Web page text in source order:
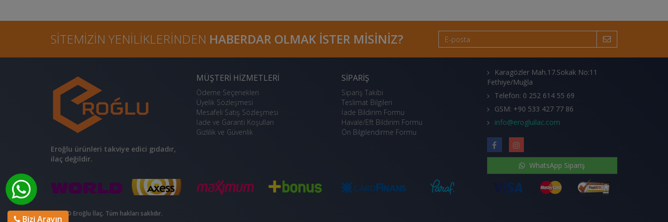
SITEMIZIN YENILIKLERINDEN HABERDAR OLMAK ISTER MISINIZ?
Eroğlu ürünleri takviye edici gıdadır,
ilaç değildir.
MÜŞTERI HIZMETLERI
Ödeme Seçenekleri
Üyelik Sözleşmesi
Mesafeli Satış Sözleşmesi
İade ve Garanti Koşulları
Gizlilik ve Güvenlik
SIPARIŞ
Sipariş Takibi
Teslimat Bilgileri
İade Bildirim Formu
Havale/Eft Bildirim Formu
Ön Bilgilendirme Formu
Karagözler Mah.17.Sokak No:11
Fethiye/Muğla
Telefon: 0 252 614 55 69
GSM: +90 533 427 77 86
info@erogluilac.com
WhatsApp Sipariş
2016 © Eroğlu İlaç. Tüm hakları saklıdır.
Bizi Arayın